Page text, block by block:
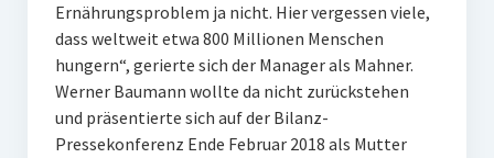
Ernährungsproblem ja nicht. Hier vergessen viele,
dass weltweit etwa 800 Millionen Menschen
hungern“, gerierte sich der Manager als Mahner.
Werner Baumann wollte da nicht zurückstehen
und präsentierte sich auf der Bilanz-
Pressekonferenz Ende Februar 2018 als Mutter